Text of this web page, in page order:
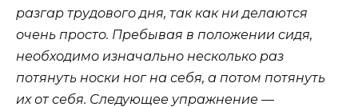
разгар трудового дня, так как ни делаются
очень просто. Пребывая в положении сидя,
необходимо изначально несколько раз
потянуть носки ног на себя, а потом потянуть
их от себя. Следующее упражнение —